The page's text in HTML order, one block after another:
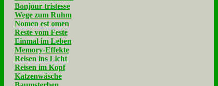
Bonjour tristesse
Wege zum Ruhm
Nomen est omen
Reste vom Feste
Einmal im Leben
Memory-Effekte
Reisen ins Licht
Reisen im Kopf
Katzenwäsche